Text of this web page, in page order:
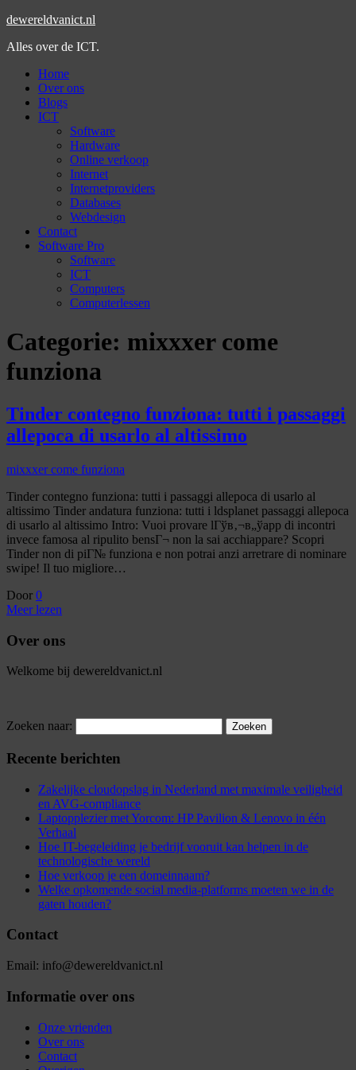
dewereldvanict.nl
Alles over de ICT.
Home
Over ons
Blogs
ICT
Software
Hardware
Online verkoop
Internet
Internetproviders
Databases
Webdesign
Contact
Software Pro
Software
ICT
Computers
Computerlessen
Categorie: mixxxer come
funziona
Tinder contegno funziona: tutti i passaggi
allepoca di usarlo al altissimo
mixxxer come funziona
Tinder contegno funziona: tutti i passaggi allepoca di usarlo al
altissimo Tinder andatura funziona: tutti i ldsplanet passaggi allepoca
di usarlo al altissimo Intro: Vuoi provare lГўв‚¬в„ўapp di incontri
invece famosa al ripulito bensГ¬ non la sai acchiappare? Scopri
Tinder non di piГ№ funziona e non potrai anzi arretrare di nominare
swipe! Il tuo migliore…
Door 0
Meer lezen
Over ons
Welkome bij dewereldvanict.nl
Zoeken naar:
Recente berichten
Zakelijke cloudopslag in Nederland met maximale veiligheid
en AVG-compliance
Laptopplezier met Yorcom: HP Pavilion & Lenovo in één
Verhaal
Hoe IT-begeleiding je bedrijf vooruit kan helpen in de
technologische wereld
Hoe verkoop je een domeinnaam?
Welke opkomende social media-platforms moeten we in de
gaten houden?
Contact
Email: info@dewereldvanict.nl
Informatie over ons
Onze vrienden
Over ons
Contact